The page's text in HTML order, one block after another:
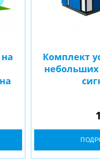
Комплект
небольших